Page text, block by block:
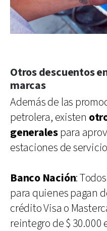
Otros descuentos
marcas
Además de las
petrolera, existen
generalespara
estaciones de
Banco Nación:
para quienes pagan
crédito Visa o
reintegro de $ 30.000